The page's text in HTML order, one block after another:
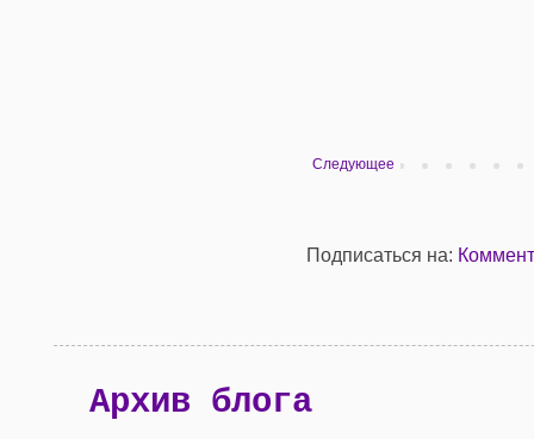
Следующее
Подписаться на:
Архив блога